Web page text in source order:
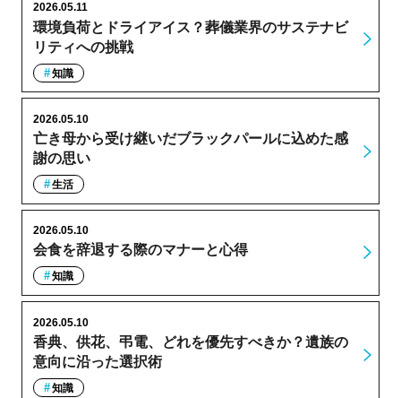
環境負荷とドライアイス？葬儀業界のサステナビ
リティへの挑戦
2026.05.11
知識
亡き母から受け継いだブラックパールに込めた感
謝の思い
2026.05.10
生活
会食を辞退する際のマナーと心得
2026.05.10
知識
香典、供花、弔電、どれを優先すべきか？遺族の
意向に沿った選択術
2026.05.10
知識